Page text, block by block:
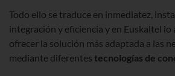
Todo ello se traduce en inmediatez,
integración y eficiencia y en Euskaltel lo
ofrecer la solución más adaptada a las
mediante diferentes tecnologías de